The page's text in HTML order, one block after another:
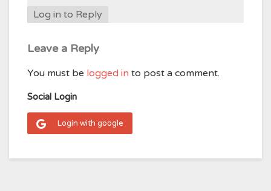
Log in to Reply
Leave a Reply
You must be logged in to post a comment.
Social Login
Login with google